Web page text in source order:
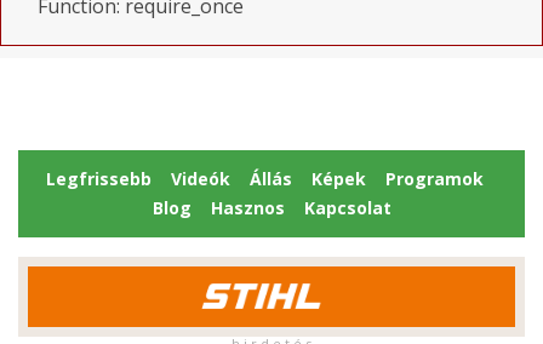
Function: require_once
Legfrissebb Videók Állás Képek
Programok
Blog
Hasznos Kapcsolat